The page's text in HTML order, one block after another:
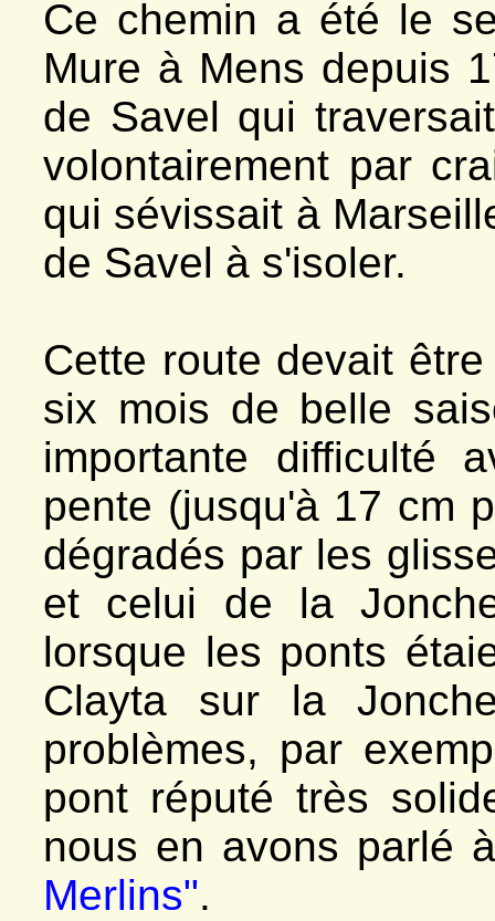
- Villard-Saint-Christophe
*Ciment, carrière
* Côte Dure
*Fontaine du Fayet
Ce chemin a été le
Mure à Mens depuis
de Savel qui
volontairement par
qui sévissait à
de Savel à s'isoler.
Cette route devait
six mois de belle
importante difficulté
pente (jusqu'à 17 cm
dégradés par les
et celui de la
lorsque les ponts
Clayta sur la
problèmes, par
pont réputé très
nous en avons parlé
Merlins".